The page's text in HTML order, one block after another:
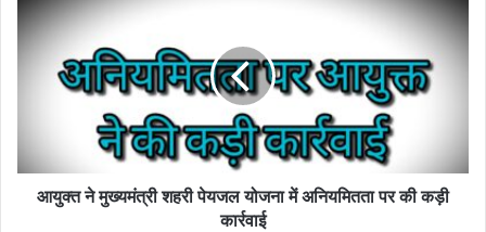
ने
मुख्यमंत्री
पर
आयुक्त ने मुख्यमंत्री शहरी पेयजल योजना में अनियमितता पर की कड़ी
कार्रवाई